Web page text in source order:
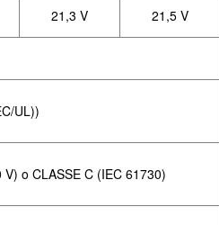
21,3 V
21,5 V
UL))
V) o CLASSE C (IEC 61730)